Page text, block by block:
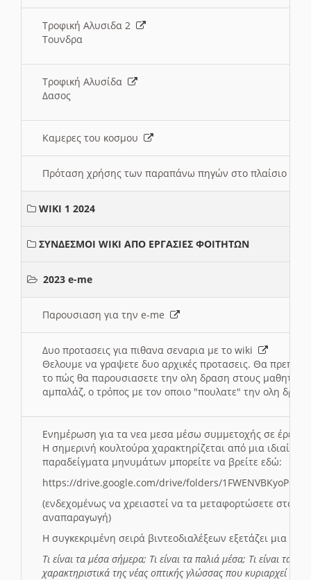
Τροφική Αλυσιδα 2
Τουνδρα
Τροφική Αλυσίδα
Δασος
Καμερες του κοσμου
Πρόταση χρήσης των παραπάνω πηγών στο πλαίσιο
WIKI 1 2024
ΣΥΝΔΕΣΜΟΙ WIKI ΑΠΟ ΕΡΓΑΣΙΕΣ ΦΟΙΤΗΤΩΝ
2023 e-me
Παρουσιαση για την e-me
Δυο προτασεις για πιθανα σεναρια με το wiki
Θελουμε να γραψετε δυο αρχικές προτασεις. Θα πρεπει
το πώς θα παρουσιασετε την ολη δραση στους μαθητες
αμπαλάζ, ο τρόπος με τον οποιο "πουλατε" την ολη
Ενημέρωση για τα νεα μεσα μέσω συμμετοχής σε
Η σημερινή κουλτούρα χαρακτηρίζεται από μια
παραδείγματα μηνυμάτων μπορείτε να βρείτε εδώ:
https://drive.google.com/drive/folders/
(ενδεχομένως να χρειαστεί να τα μεταφορτώσετε στο
αναπαραγωγή)
Η συγκεκριμένη σειρά βιντεοδιαλέξεων εξετάζει μια
Τι είναι τα μέσα σήμερα; Τι είναι τα παλιά μέσα; Τι είναι τα
χαρακτηριστικά της νέας οπτικής γλώσσας που κυριαρχεί